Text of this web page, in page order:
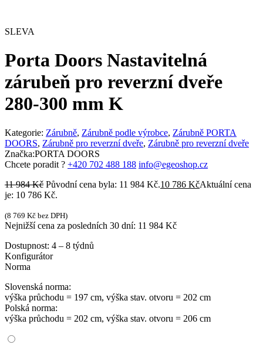
SLEVA
Porta Doors Nastavitelná
zárubeň pro reverzní dveře
280-300 mm K
Kategorie: Zárubně, Zárubně podle výrobce, Zárubně PORTA
DOORS, Zárubně pro reverzní dveře, Zárubně pro reverzní dveře
Značka:PORTA DOORS
Chcete poradit ? +420 702 488 188 info@egeoshop.cz
11 984Kč Původní cena byla: 11 984 Kč.10 786 KčAktuální cena
je: 10 786 Kč.
(8 769 Kč bez DPH)
Nejnižší cena za posledních 30 dní: 11 984 Kč
Dostupnost: 4 – 8 týdnů
Konfigurátor
Norma
Slovenská norma:
výška průchodu = 197 cm, výška stav. otvoru = 202 cm
Polská norma:
výška průchodu = 202 cm, výška stav. otvoru = 206 cm